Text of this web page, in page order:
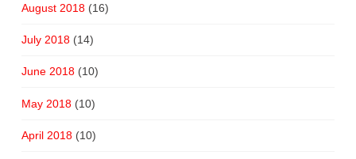
August 2018(16)
July 2018(14)
June 2018(10)
May 2018(10)
April 2018(10)